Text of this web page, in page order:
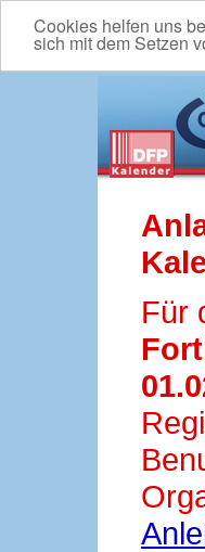
Cookies helfen uns
sich mit dem Setzen
Für